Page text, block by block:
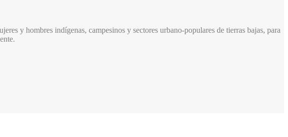
y hombres indígenas, campesinos y sectores urbano-populares de tierras bajas, para